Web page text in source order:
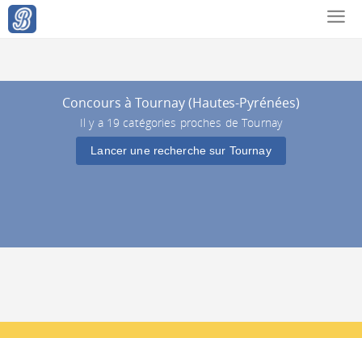
Concours à Tournay (Hautes-Pyrénées)
Il y a 19 catégories proches de Tournay
Lancer une recherche sur Tournay